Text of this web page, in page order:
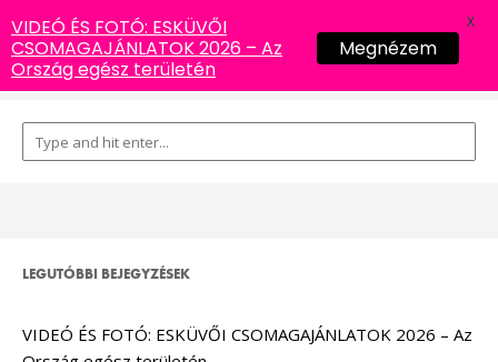
LEGUTÓBBI BEJEGYZÉSEK
VIDEÓ ÉS FOTÓ: ESKÜVŐI CSOMAGAJÁNLATOK 2026 – Az
VIDEÓ ÉS FOTÓ: ESKÜVŐI
CSOMAGAJÁNLATOK 2026 – Az
Ország egész területén
Megnézem
X